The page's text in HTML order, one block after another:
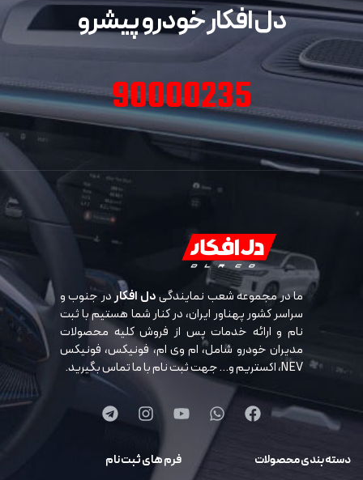
دل افکار خودرو پیشرو
90000235
ما در مجموعه شعب نمایندگیدل افکاردر جنوب و
سراسر کشور پهناور ایران، در کنار شما هستیم با ثبت
نام و ارائه خدمات پس از فروش کلیه محصولات
مدیران خودرو شامل، ام وی ام، فونیکس، فونیکس
NEV، اکستریم و… جهت ثبت نام با ما تماس بگیرید.
دسته بندی محصولات فرم های ثبت نام